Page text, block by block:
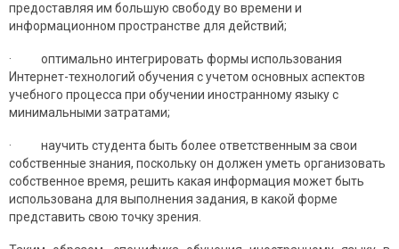
предос­тавляя им большую свободу во времени и
информационном прост­ранстве для действий;
· оптимально интегрировать формы использования
Интернет-технологий обучения с учетом основных аспектов
учебного процесса при обучении иностранному языку с
минимальными затратами;
· научить студента быть более ответственным за свои
собст­венные знания, поскольку он должен уметь организовать
собственное время, решить какая информация может быть
использована для выпол­нения задания, в какой форме
представить свою точку зрения.